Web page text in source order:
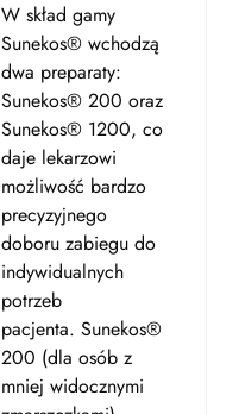
W skład gamy
Sunekos® wchodzą
dwa preparaty:
Sunekos® 200 oraz
Sunekos® 1200, co
daje lekarzowi
możliwość bardzo
precyzyjnego
doboru zabiegu do
indywidualnych
potrzeb
pacjenta. Sunekos®
200 (dla osób z
mniej widocznymi